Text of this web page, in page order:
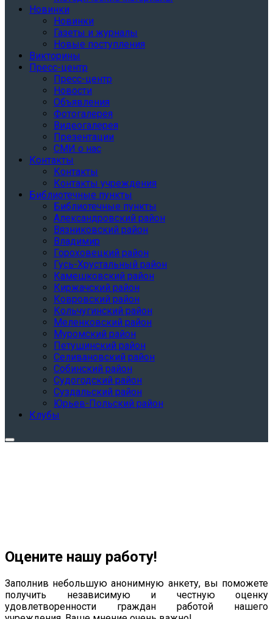
Новинки
Новинки
Газеты и журналы
Новые поступления
Викторины
Пресс-центр
Пресс-центр
Новости
Объявления
Фотогалерея
Видеогалерея
Презентации
СМИ о нас
Контакты
Контакты
Контакты учреждения
Библиотечные пункты
Библиотечные пункты
Александровский район
Вязниковский район
Владимир
Гороховецкий район
Гусь-Хрустальный район
Камешковский район
Киржачский район
Ковровский район
Кольчугинский район
Меленковский район
Муромский район
Петушинский район
Селивановский район
Собинский район
Судогодский район
Суздальский район
Юрьев-Польский район
Клубы
Оцените нашу работу!
Заполнив небольшую анонимную анкету, вы поможете
получить независимую и честную оценку
удовлетворенности граждан работой нашего